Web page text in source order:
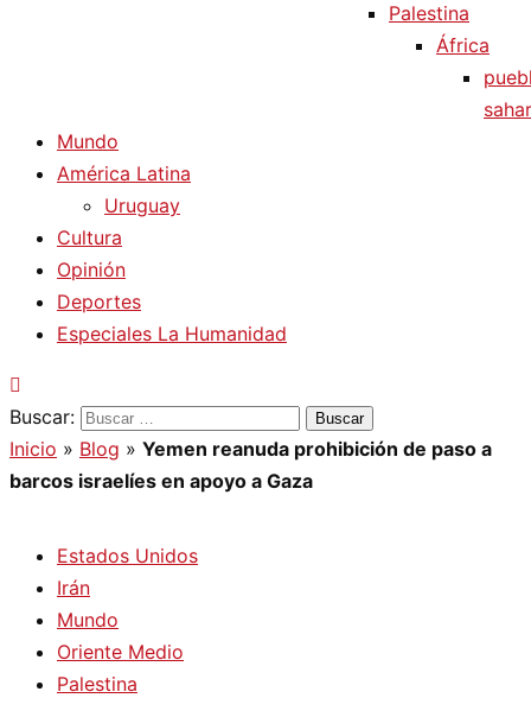
Palestina
África
Mundo
América Latina
Uruguay
Cultura
Opinión
Deportes
Especiales La Humanidad
Buscar:
Inicio » Blog » Yemen reanuda prohibición de paso a
barcos israelíes en apoyo a Gaza
Estados Unidos
Irán
Mundo
Oriente Medio
Palestina